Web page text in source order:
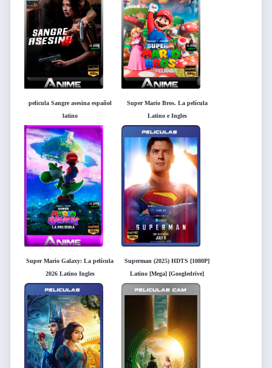
pelicula Sangre asesina español
latino
Super Mario Bros. La película
Latino e Ingles
Super Mario Galaxy: La película
2026 Latino Ingles
Superman (2025) HDTS [1080P]
Latino [Mega] [Googledrive]